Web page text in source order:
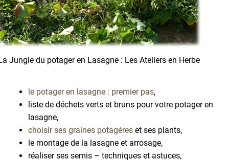
Jungle du potager en Lasagne : Les Ateliers en Herbe
le potager en lasagne : premier pas,
liste de déchets verts et bruns pour votre potager en
lasagne,
choisir ses graines potagères et ses plants,
le montage de la lasagne et arrosage,
réaliser ses semis – techniques et astuces,